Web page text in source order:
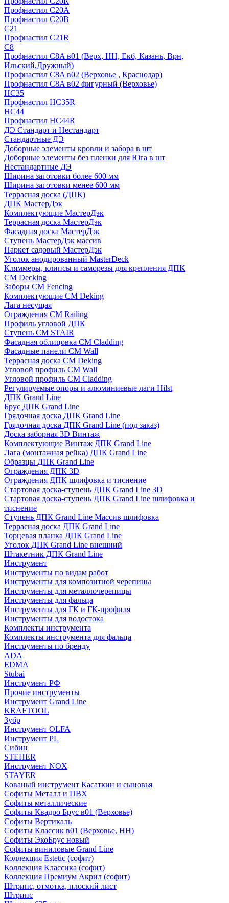
Профнастил С20А
Профнастил С20В
C21
Профнастил С21R
C8
Профнастил С8A в01 (Верх, НН, Екб, Казань, Врн,
Ильский,Дружный)
Профнастил С8A в02 (Верховье , Краснодар)
Профнастил С8A в02 фигурный (Верховье)
HС35
Профнастил HC35R
НС44
Профнастил НС44R
ДЭ Стандарт и Нестандарт
Стандартные ДЭ
Доборные элементы кровли и забора в шт
Доборные элементы без пленки для Юга в шт
Нестандартные ДЭ
Ширина заготовки более 600 мм
Ширина заготовки менее 600 мм
Террасная доска (ДПК)
ДПК МастерДэк
Комплектующие МастерДэк
Террасная доска МастерДэк
Фасадная доска МастерДэк
Ступень МастерДэк массив
Паркет садовый МастерДэк
Уголок анодированный MasterDeck
Кляммеры, клипсы и саморезы для крепления ДПК
CM Decking
Заборы CM Fencing
Комплектующие CM Deking
Лага несущая
Ограждения CM Railing
Профиль угловой ДПК
Ступень CM STAIR
Фасадная облицовка CM Cladding
Фасадные панели CM Wall
Террасная доска CM Deking
Угловой профиль CM Wall
Угловой профиль CM Cladding
Регулируемые опоры и алюминиевые лаги Hilst
ДПК Grand Line
Брус ДПК Grand Line
Грядочная доска ДПК Grand Line
Грядочная доска ДПК Grand Line (под заказ)
Доска заборная 3D Винтаж
Комплектующие Винтаж ДПК Grand Line
Лага (монтажная рейка) ДПК Grand Line
Образцы ДПК Grand Line
Ограждения ДПК 3D
Ограждения ДПК шлифовка и тиснение
Стартовая доска-ступень ДПК Grand Line 3D
Стартовая доска-ступень ДПК Grand Line шлифовка и
тиснение
Ступень ДПК Grand Line Массив шлифовка
Террасная доска ДПК Grand Line
Торцевая планка ДПК Grand Line
Уголок ДПК Grand Line внешний
Штакетник ДПК Grand Line
Инструмент
Инструменты по видам работ
Инструменты для композитной черепицы
Инструменты для металлочерепицы
Инструменты для фальца
Инструменты для ГК и ГК-профиля
Инструменты для водостока
Комплекты инструмента
Комплекты инструмента для фальца
Инструменты по бренду
ADA
EDMA
Stubai
Инструмент РФ
Прочие инструменты
Инструмент Grand Line
KRAFTOOL
Зубр
Инструмент OLFA
Инструмент PL
Сибин
STEHER
Инструмент NOX
STAYER
Кованый инструмент Касаткин и сыновья
Софиты Металл и ПВХ
Софиты металлические
Софиты Квадро Брус в01 (Верховье)
Софиты Вертикаль
Софиты Классик в01 (Верховье, НН)
Софиты ЭкоБрус новый
Софиты виниловые Grand Line
Коллекция Estetic (софит)
Коллекция Классика (софит)
Коллекция Премиум Акрил (софит)
Штрипс, отмотка, плоский лист
Штрипс